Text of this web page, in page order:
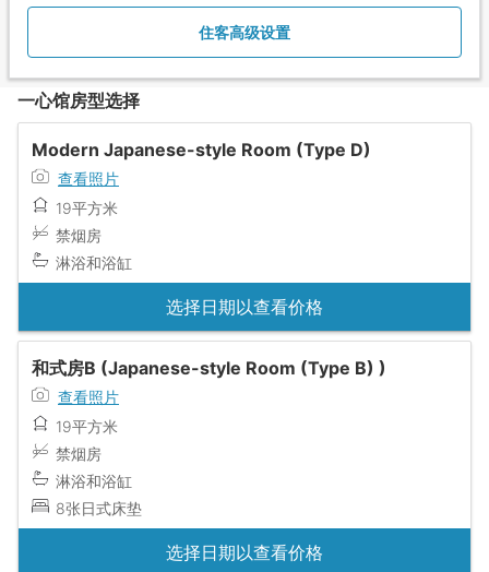
住客高级设置
一心馆房型选择
Modern Japanese-style Room (Type D)
查看照片
19平方米
禁烟房
淋浴和浴缸
选择日期以查看价格
和式房B (Japanese-style Room (Type B) )
查看照片
19平方米
禁烟房
淋浴和浴缸
8张日式床垫
选择日期以查看价格